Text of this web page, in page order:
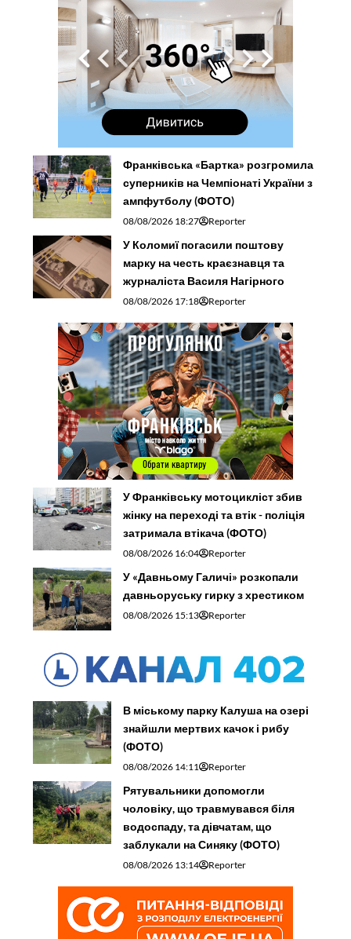
Франківська «Бартка» розгромила
суперників на Чемпіонаті України з
ампфутболу (ФОТО)
08/08/2026 18:27 Reporter
У Коломиї погасили поштову
марку на честь краєзнавця та
журналіста Василя Нагірного
08/08/2026 17:18 Reporter
У Франківську мотоцикліст збив
жінку на переході та втік - поліція
затримала втікача (ФОТО)
08/08/2026 16:04 Reporter
У «Давньому Галичі» розкопали
давньоруську гирку з хрестиком
08/08/2026 15:13 Reporter
В міському парку Калуша на озері
знайшли мертвих качок і рибу
(ФОТО)
08/08/2026 14:11 Reporter
Рятувальники допомогли
чоловіку, що травмувався біля
водоспаду, та дівчатам, що
заблукали на Синяку (ФОТО)
08/08/2026 13:14 Reporter